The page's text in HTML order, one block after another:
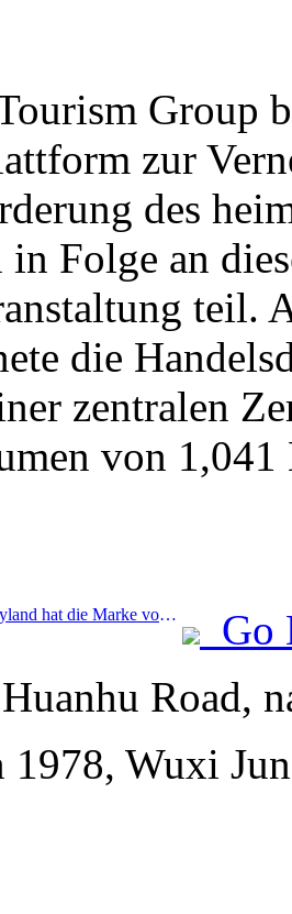
Group
zur
des
in Folge an
teil.
die
zentralen
von
Prev:Shanghai Disneyland hat die Marke von 100 Millionen Besuchern überschritten und wird um ein viertes Themenhotel erweitert.
Go
Road,
1978, Wuxi